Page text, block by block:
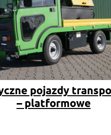
pojazdy
– platformowe